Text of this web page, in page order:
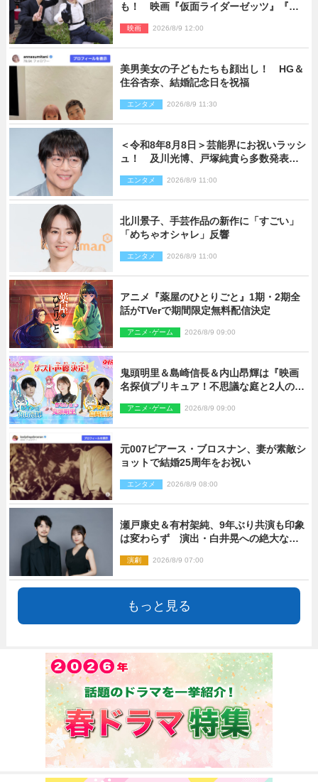
も！ 映画『仮面ライダーゼッツ』『超
ショット到着
映画 2026/8/9 12:00
美男美女の子どもたちも顔出し！ HG＆
住谷杏奈、結婚記念日を祝福
エンタメ 2026/8/9 11:30
＜令和8年8月8日＞芸能界にお祝いラッシ
ュ！ 及川光博、戸塚純貴ら多数発表結
エンタメ 2026/8/9 11:00
北川景子、手芸作品の新作に「すごい」
「めちゃオシャレ」反響
エンタメ 2026/8/9 11:00
アニメ『薬屋のひとりごと』1期・2期全
話がTVerで期間限定無料配信決定
アニメ･ゲーム 2026/8/9 09:00
鬼頭明里＆島崎信長＆内山昂輝は『映画
名探偵プリキュア！不思議な庭と2人の秘
アニメ･ゲーム 2026/8/9 09:00
元007ピアース・ブロスナン、妻が素敵シ
ョットで結婚25周年をお祝い
エンタメ 2026/8/9 08:00
瀬戸康史＆有村架純、9年ぶり共演も印象
は変わらず 演出・白井晃への絶大なる
演劇 2026/8/9 07:00
もっと見る